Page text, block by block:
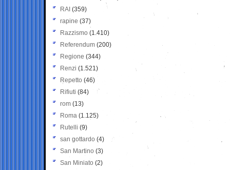
RAI (359)
rapine (37)
Razzismo (1.410)
Referendum (200)
Regione (344)
Renzi (1.521)
Repetto (46)
Rifiuti (84)
rom (13)
Roma (1.125)
Rutelli (9)
san gottardo (4)
San Martino (3)
San Miniato (2)